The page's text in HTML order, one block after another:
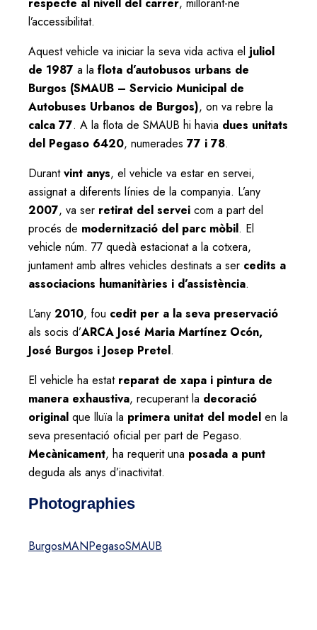
l’accessibilitat.
Aquest vehicle va iniciar la seva vida activa el juliol
de 1987 a la flota d’autobusos urbans de
Burgos (SMAUB – Servicio Municipal de
Autobuses Urbanos de Burgos), on va rebre la
calca 77. A la flota de SMAUB hi havia dues unitats
del Pegaso 6420, numerades 77 i 78.
Durantvint anys, el vehicle va estar en servei,
assignat a diferents línies de la companyia. L’any
2007, va ser retirat del servei com a part del
procés de modernització del parc mòbil. El
vehicle núm. 77 quedà estacionat a la cotxera,
juntament amb altres vehicles destinats a ser cedits a
associacions humanitàries i d’assistència.
L’any 2010, fou cedit per a la seva preservació
als socis d’ARCA José Maria Martínez Ocón,
José Burgos i Josep Pretel.
El vehicle ha estat reparat de xapa i pintura de
manera exhaustiva, recuperant la decoració
original que lluïa la primera unitat del model en la
seva presentació oficial per part de Pegaso.
Mecànicament, ha requerit una posada a punt
deguda als anys d’inactivitat.
Photographies
BurgosMANPegasoSMAUB